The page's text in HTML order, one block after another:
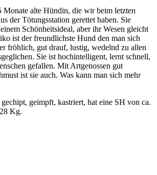
Monate alte Hündin, die wir beim letzten
der Tötungsstation gerettet haben. Sie
Schönheitsideal, aber ihr Wesen gleicht
ist der freundlichste Hund den man sich
fröhlich, gut drauf, lustig, wedelnd zu allen
Sie ist hochintelligent, lernt schnell,
gefallen. Mit Artgenossen gut
ist sie auch. Was kann man sich mehr
geimpft, kastriert, hat eine SH von ca.
Kg.